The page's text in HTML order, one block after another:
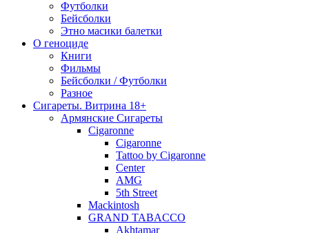
Футболки
Бейсболки
Этно масики балетки
О геноциде
Книги
Фильмы
Бейсболки / Футболки
Разное
Сигареты. Витрина 18+
Армянские Сигареты
Cigaronne
Cigaronne
Tattoo by Cigaronne
Center
AMG
5th Street
Mackintosh
GRAND TABACCO
Akhtamar